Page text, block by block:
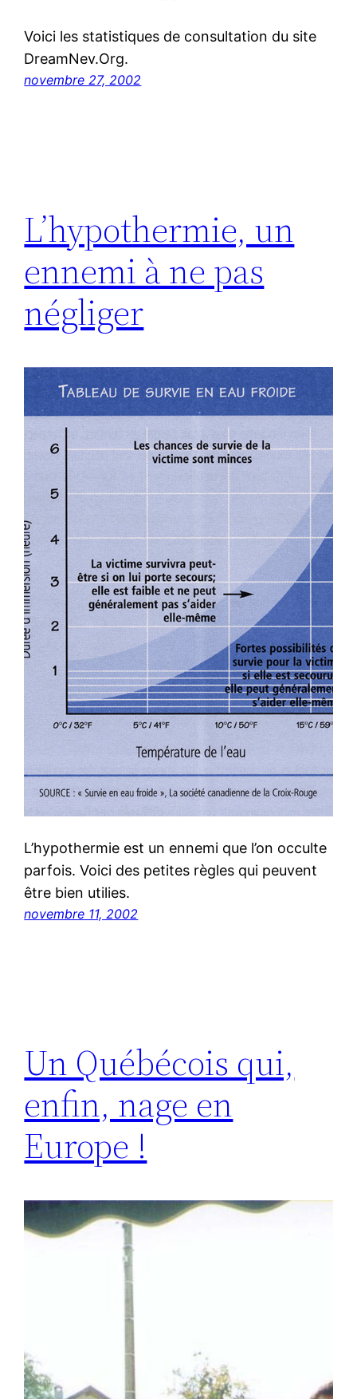
Voici les statistiques de consultation du site
DreamNev.Org.
novembre 27, 2002
L’hypothermie, un
ennemi à ne pas
négliger
L’hypothermie est un ennemi que l’on occulte
parfois. Voici des petites règles qui peuvent
être bien utilies.
novembre 11, 2002
Un Québécois qui,
enfin, nage en
Europe !